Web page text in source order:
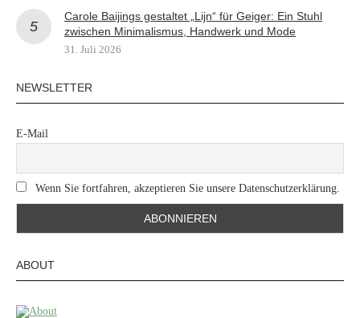
Carole Baijings gestaltet „Lijn“ für Geiger: Ein Stuhl
zwischen Minimalismus, Handwerk und Mode
31. Juli 2026
NEWSLETTER
E-Mail
Wenn Sie fortfahren, akzeptieren Sie unsere Datenschutzerklärung.
ABOUT